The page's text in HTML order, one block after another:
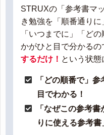
STRUXの「参考書マ
き勉強を「順番通りに
「いつまでに」「ど
かがひと目で分かるの
するだけ！ という状態
「どの順番で」
目でわかる！
「なぜこの参考
りに使える参考